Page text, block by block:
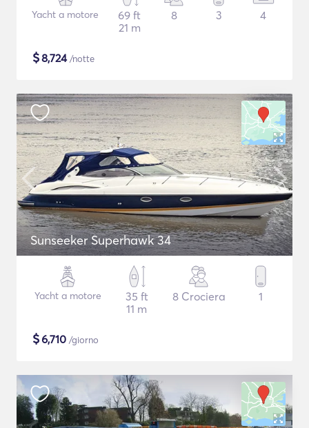
Yacht a motore
69 ft
21 m
8 3 4
$8,724/notte
Sunseeker Superhawk 34
Yacht a motore
35 ft
11 m
8 Crociera 1
$6,710 /giorno